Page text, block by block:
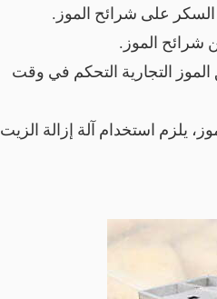
السكر على شرائح الموز.
شرائح الموز.
التجارية التحكم في وقت
يلزم استخدام آلة إزالة الزيت